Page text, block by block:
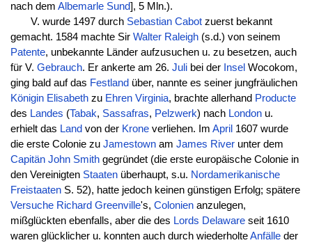
nach dem Albemarle Sund], 5 Mln.).
V. wurde 1497 durch Sebastian Cabotzuerst bekannt
gemacht. 1584 machte Sir Walter Raleigh(s.d.) von seinem
Patente, unbekannte Länder aufzusuchen u. zu besetzen, auch
für V. Gebrauch. Er ankerte am 26. Julibei der Insel Wocokom,
ging bald auf das Festland über, nannte es seiner jungfräulichen
Königin Elisabethzu Ehren Virginia, brachte allerhand Producte
des Landes (Tabak, Sassafras, Pelzwerk) nach Londonu.
erhielt das Land von der Kroneverliehen. Im April 1607 wurde
die erste Colonie zu Jamestownam James Riverunter dem
Capitän John Smithgegründet (die erste europäische Colonie in
den Vereinigten Staatenüberhaupt, s.u. Nordamerikanische
FreistaatenS. 52), hatte jedoch keinen günstigen Erfolg; spätere
Versuche Richard Greenville's, Colonienanzulegen,
mißglückten ebenfalls, aber die des Lords Delawareseit 1610
waren glücklicher u. konnten auch durch wiederholteAnfälleder